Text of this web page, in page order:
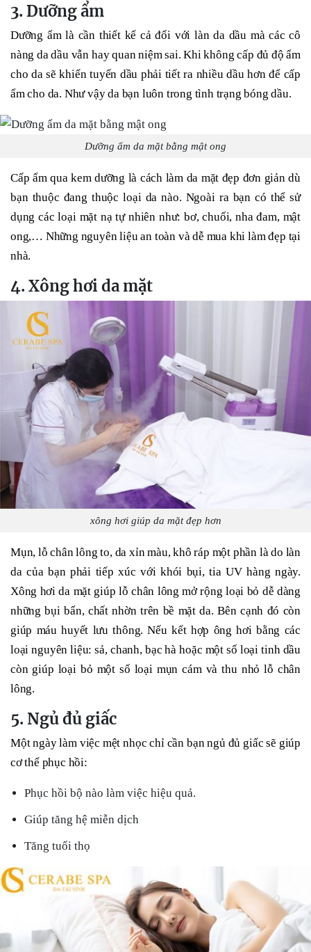
3. Dưỡng ẩm
Dưỡng ẩm là cần thiết kể cả đối với làn da dầu mà các cô
nàng da dầu vẫn hay quan niệm sai. Khi không cấp đủ độ ẩm
cho da sẽ khiến tuyến dầu phải tiết ra nhiều dầu hơn để cấp
ẩm cho da. Như vậy da bạn luôn trong tình trạng bóng dầu.
Dưỡng ẩm da mặt bằng mật ong
Cấp ẩm qua kem dưỡng là cách làm da mặt đẹp đơn giản dù
bạn thuộc đang thuộc loại da nào. Ngoài ra bạn có thể sử
dụng các loại mặt nạ tự nhiên như: bơ, chuối, nha đam, mật
ong,… Những nguyên liệu an toàn và dễ mua khi làm đẹp tại
nhà.
4. Xông hơi da mặt
xông hơi giúp da mặt đẹp hơn
Mụn, lỗ chân lông to, da xỉn màu, khô ráp một phần là do làn
da của bạn phải tiếp xúc với khói bụi, tia UV hàng ngày.
Xông hơi da mặt giúp lỗ chân lông mở rộng loại bỏ dễ dàng
những bụi bẩn, chất nhờn trên bề mặt da. Bên cạnh đó còn
giúp máu huyết lưu thông. Nếu kết hợp ông hơi bằng các
loại nguyên liệu: sả, chanh, bạc hà hoặc một số loại tinh dầu
còn giúp loại bỏ một số loại mụn cám và thu nhỏ lỗ chân
lông.
5. Ngủ đủ giấc
Một ngày làm việc mệt nhọc chỉ cần bạn ngủ đủ giấc sẽ giúp
cơ thể phục hồi:
Phục hồi bộ nào làm việc hiệu quả.
Giúp tăng hệ miễn dịch
Tăng tuổi thọ